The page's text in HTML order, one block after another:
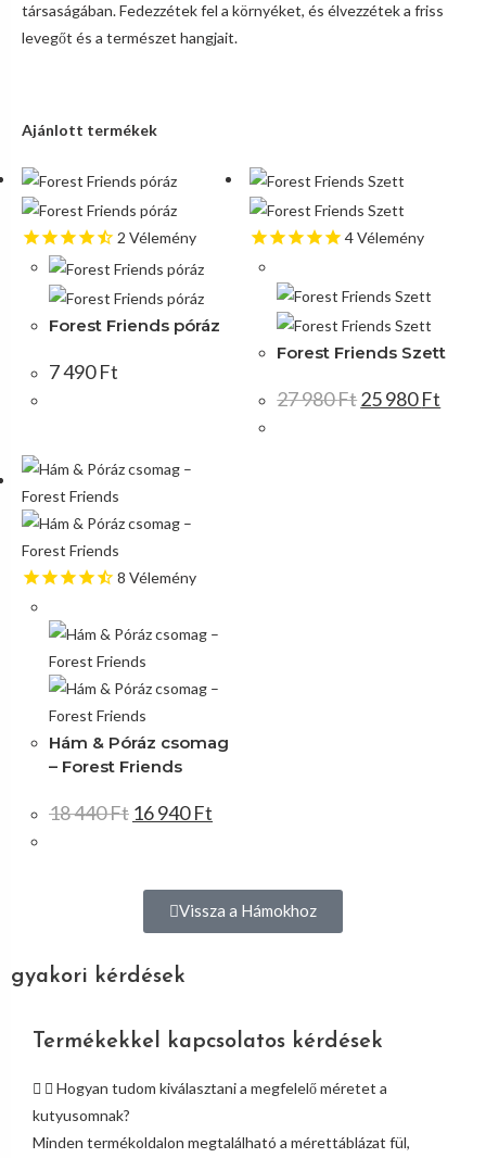
társaságában. Fedezzétek fel a környéket, és élvezzétek a friss
levegőt és a természet hangjait.
Ajánlott termékek
2 Vélemény
Forest Friends póráz
7 490Ft
4Vélemény
Forest Friends Szett
27 980Ft25 980Ft
8 Vélemény
Hám & Póráz csomag
– Forest Friends
18 440Ft 16 940Ft
Vissza a Hámokhoz
gyakori kérdések
Termékekkel kapcsolatos kérdések
Hogyan tudom kiválasztani a megfelelő méretet a
kutyusomnak?
Minden termékoldalon megtalálható a mérettáblázat fül,